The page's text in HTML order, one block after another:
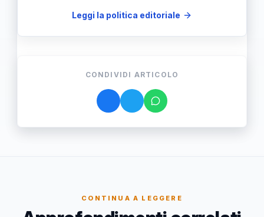
Leggi la politica editoriale
CONDIVIDI ARTICOLO
CONTINUA A LEGGERE